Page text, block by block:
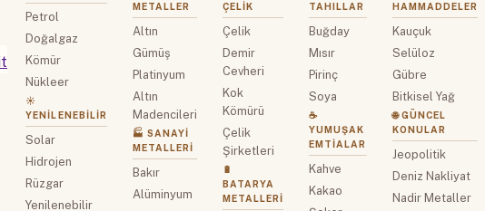
Petrol
Doğalgaz
Kömür
Nükleer
☀️
YENILENEBILIR
Solar
Hidrojen
Rüzgar
Yenilenebilir
METALLER
Altın
Gümüş
Platinyum
Altın
Madencileri
🏭 SANAYI
METALLERI
Bakır
Alüminyum
ÇELIK
Çelik
Demir
Cevheri
Kok
Kömürü
Çelik
Şirketleri
🔋
BATARYA
METALLERI
TAHILLAR
Buğday
Mısır
Pirinç
Soya
☕
YUMUŞAK
EMTIALAR
Kahve
Kakao
HAMMADDELER
Kauçuk
Selüloz
Gübre
Bitkisel Yağ
🌐 GÜNCEL
KONULAR
Jeopolitik
Deniz Nakliyat
Nadir Metaller